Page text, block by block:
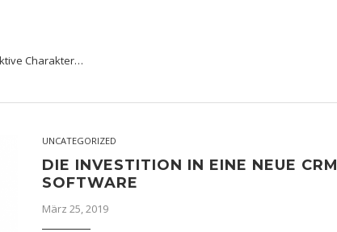
Charakter…
UNCATEGORIZED
DIE INVESTITION IN EINE NEUE CRM
SOFTWARE
März 25, 2019